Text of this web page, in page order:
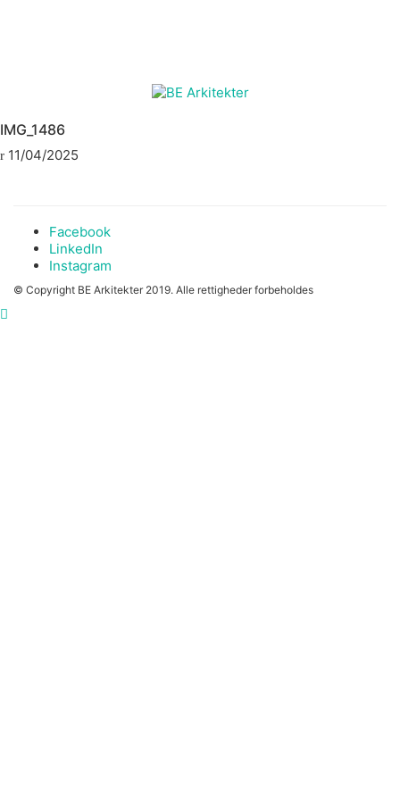
IMG_1486
11/04/2025
Facebook
LinkedIn
Instagram
© Copyright BE Arkitekter 2019. Alle rettigheder forbeholdes